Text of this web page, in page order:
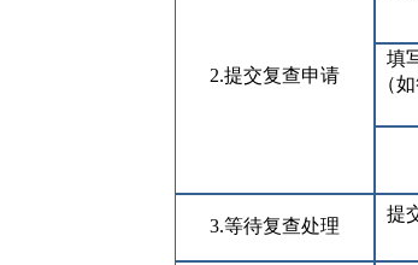
2.提交复查申请
填
（
3.等待复查处理
提